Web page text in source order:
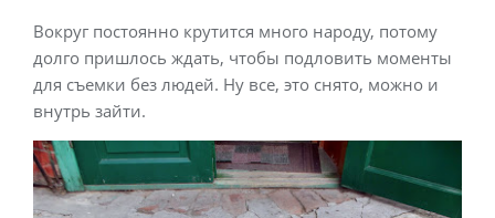
Вокруг постоянно крутится много народу, потому
долго пришлось ждать, чтобы подловить моменты
для съемки без людей. Ну все, это снято, можно и
внутрь зайти.